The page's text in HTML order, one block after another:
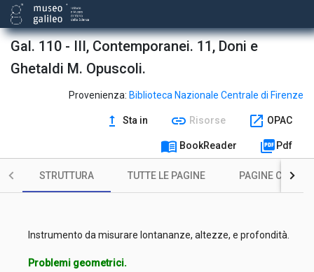
Gal. 110 - III, Contemporanei. 11, Doni e
Ghetaldi M. Opuscoli.
Provenienza: Biblioteca Nazionale Centrale di Firenze
upgrade Sta in link Risorse open_in_new OPAC
menu_book BookReader picture_as_pdf Pdf
STRUTTURA TUTTE LE PAGINE PAGINE CON
Instrumento da misurare lontananze, altezze, e profondità.
Problemi geometrici.